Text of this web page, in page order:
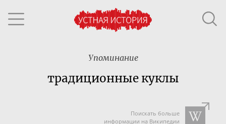
Упоминание
традиционные куклы
Поискать больше
информации на Википедии